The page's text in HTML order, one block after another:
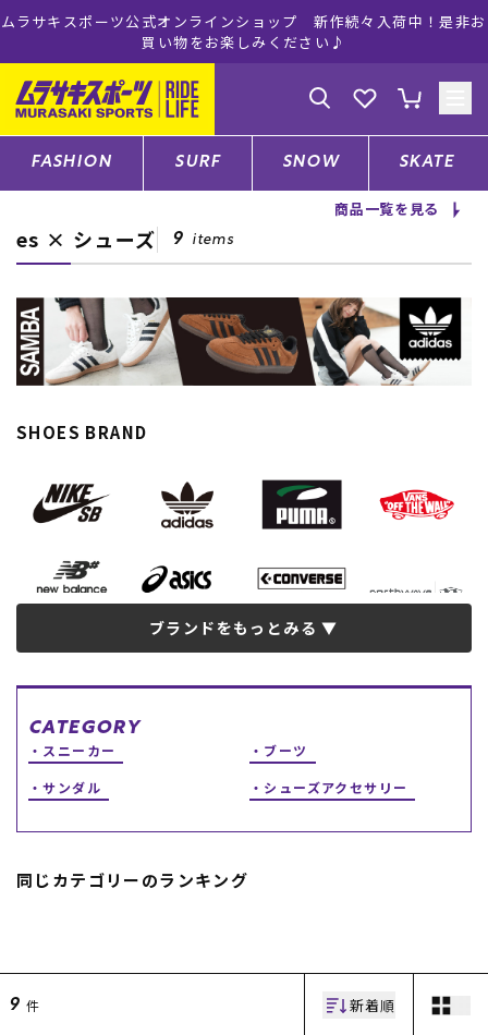
ムラサキスポーツ公式オンラインショップ 新作続々入荷中！是非お
買い物をお楽しみください♪
ゲスト様
ログイン 会員登録
店舗一覧
CATEGORY
スノーTOP
スケートTOP
CONTENTS
ブランド一覧
特集一覧
RIDE LIFE MAGAZINE一
覧
中古/アウトレット スノ
SUPPORT
ご利用ガイド
会員ランク
店頭受取サービス
ギフトラッピング
FASHION SURF SNOW SKATE
商品一覧を見る
es × シューズ 9 items
SHOES BRAND
ブランドをもっとみる
CATEGORY
スニーカー
ブーツ
サンダル
シューズアクセサリー
同じカテゴリーのランキング
9 件 新着順